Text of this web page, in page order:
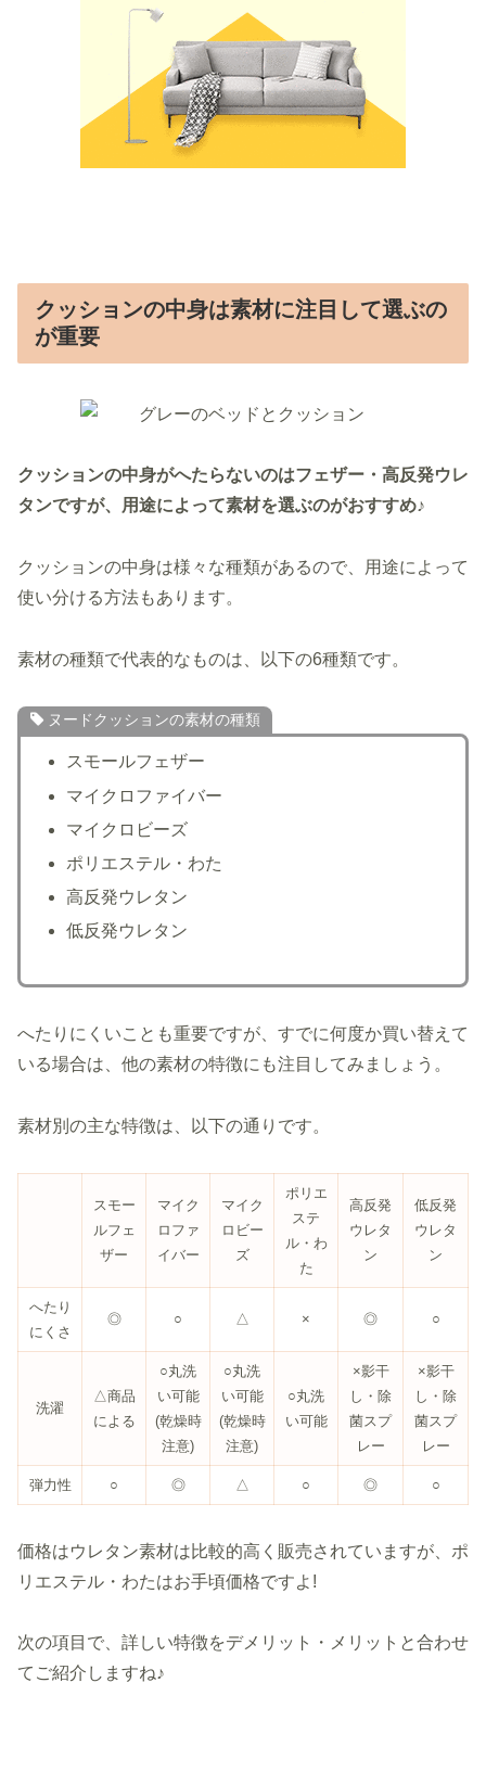
クッションの中身は素材に注目して選ぶの
が重要
クッションの中身がへたらないのはフェザー・高反発ウレ
タンですが、用途によって素材を選ぶのがおすすめ♪
クッションの中身は様々な種類があるので、用途によって
使い分ける方法もあります。
素材の種類で代表的なものは、以下の6種類です。
ヌードクッションの素材の種類
スモールフェザー
マイクロファイバー
マイクロビーズ
ポリエステル・わた
高反発ウレタン
低反発ウレタン
へたりにくいことも重要ですが、すでに何度か買い替えて
いる場合は、他の素材の特徴にも注目してみましょう。
素材別の主な特徴は、以下の通りです。
スモー
ルフェ
ザー
マイク
ロファ
イバー
マイク
ロビー
ズ
ポリエ
ステ
ル・わ
た
高反発
ウレタ
ン
低反発
ウレタ
ン
へたり
にくさ
◎ ○ △ × ◎ ○
洗濯
△商品
による
○丸洗
い可能
(乾燥時
注意)
○丸洗
い可能
(乾燥時
注意)
○丸洗
い可能
×影干
し・除
菌スプ
レー
×影干
し・除
菌スプ
レー
弾力性 ○ ◎ △ ○ ◎ ○
価格はウレタン素材は比較的高く販売されていますが、ポ
リエステル・わたはお手頃価格ですよ!
次の項目で、詳しい特徴をデメリット・メリットと合わせ
てご紹介しますね♪